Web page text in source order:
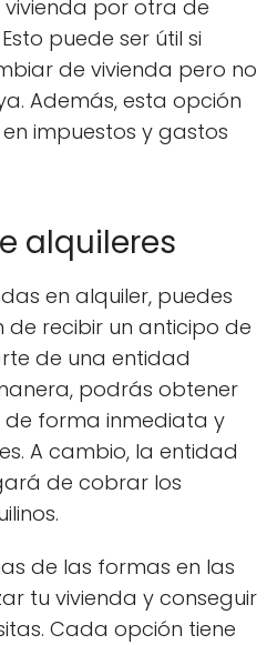
por otra de
puede ser útil si
de vivienda pero no
Además, esta opción
impuestos y gastos
alquileres
en alquiler, puedes
recibir un anticipo de
de una entidad
podrás obtener
forma inmediata y
A cambio, la entidad
de cobrar los
de las formas en las
tu vivienda y conseguir
Cada opción tiene